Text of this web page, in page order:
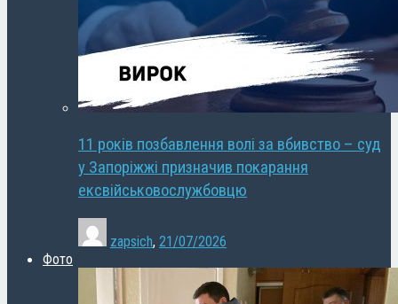
11 років позбавлення волі за вбивство – суд
у Запоріжжі призначив покарання
ексвійськовослужбовцю
zapsich, 21/07/2026
Фото